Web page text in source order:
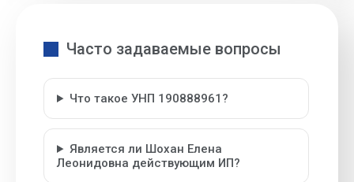
Часто задаваемые вопросы
Что такое УНП 190888961?
Является ли Шохан Елена
Леонидовна действующим ИП?